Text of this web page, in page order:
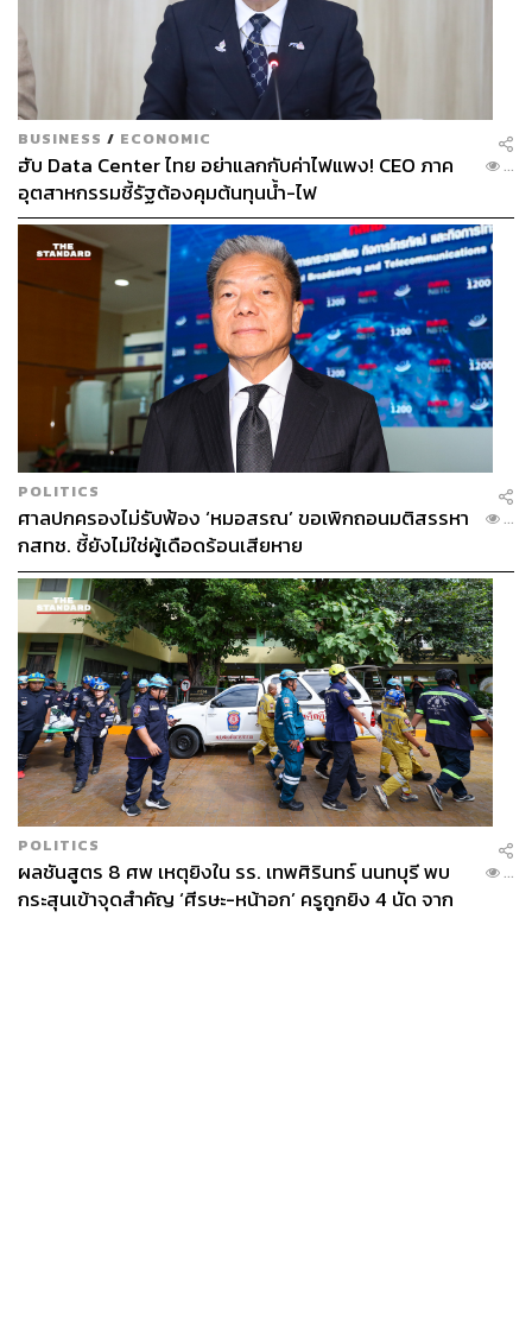
BUSINESS / ECONOMIC
ฮับ Data Center ไทย อย่าแลกกับค่าไฟแพง! CEO ภาค
อุตสาหกรรมชี้รัฐต้องคุมต้นทุนน้ำ-ไฟ
...
POLITICS
ศาลปกครองไม่รับฟ้อง ‘หมอสรณ’ ขอเพิกถอนมติสรรหา
กสทช. ชี้ยังไม่ใช่ผู้เดือดร้อนเสียหาย
...
POLITICS
ผลชันสูตร 8 ศพ เหตุยิงใน รร. เทพศิรินทร์ นนทบุรี พบ
กระสุนเข้าจุดสำคัญ ‘ศีรษะ-หน้าอก’ ครูถูกยิง 4 นัด จาก
...